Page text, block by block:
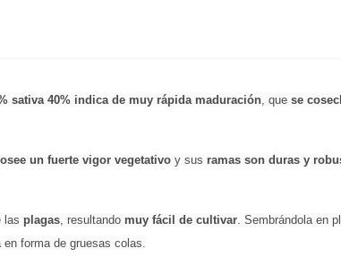
sativa 40% indica de muy rápida maduración , que se
un fuerte vigor vegetativo y sus ramas son duras y
las plagas , resultando muy fácil de cultivar . Sembrándola en
forma de gruesas colas.